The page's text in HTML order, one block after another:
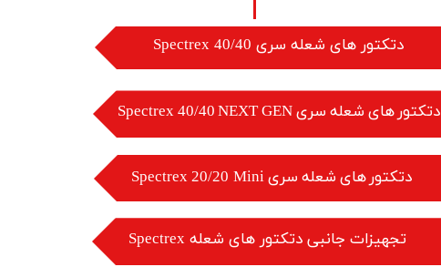
​دتکتور های شعله سری 40/40 Spectrex
​دتکتور های شعله سری Spectrex 40/40 NEXT GEN
​دتکتور های شعله سری Spectrex 20/20 Mini
تجهیزات جانبی دتکتور های شعله Spectrex